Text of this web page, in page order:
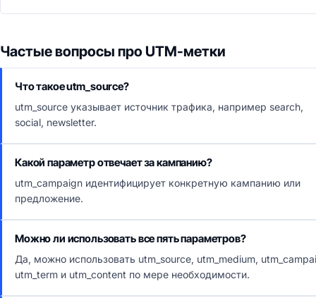
Частые вопросы про UTM-метки
Что такое utm_source?
utm_source указывает источник трафика, например search,
social, newsletter.
Какой параметр отвечает за кампанию?
utm_campaign идентифицирует конкретную кампанию или
предложение.
Можно ли использовать все пять параметров?
Да, можно использовать utm_source, utm_medium,
utm_term и utm_content по мере необходимости.